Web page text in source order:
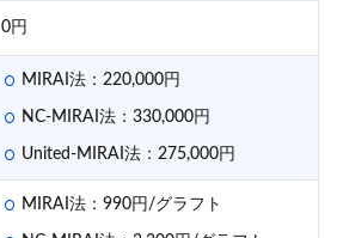
0円
MIRAI法：220,000円
NC-MIRAI法：330,000円
United-MIRAI法：275,000円
MIRAI法：990円/グラフト